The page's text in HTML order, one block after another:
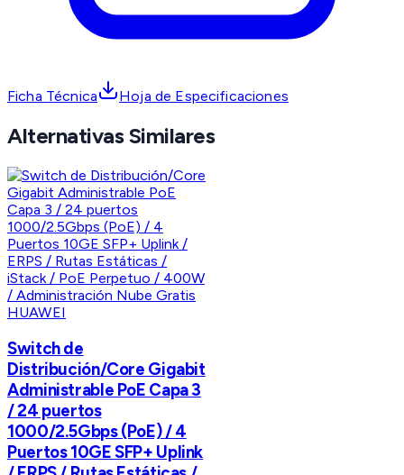
Ficha Técnica Hoja de Especificaciones
Alternativas Similares
HUAWEI
Switch de
Distribución/Core Gigabit
Administrable PoE Capa 3
/ 24 puertos
1000/2.5Gbps (PoE) / 4
Puertos 10GE SFP+ Uplink